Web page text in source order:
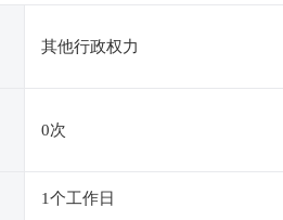
其他行政权力
0次
1个工作日